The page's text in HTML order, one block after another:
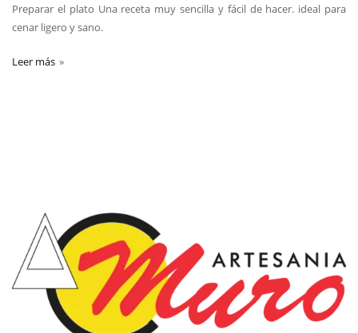
Preparar el plato Una receta muy sencilla y fácil de hacer. ideal para
cenar ligero y sano.
Leer más